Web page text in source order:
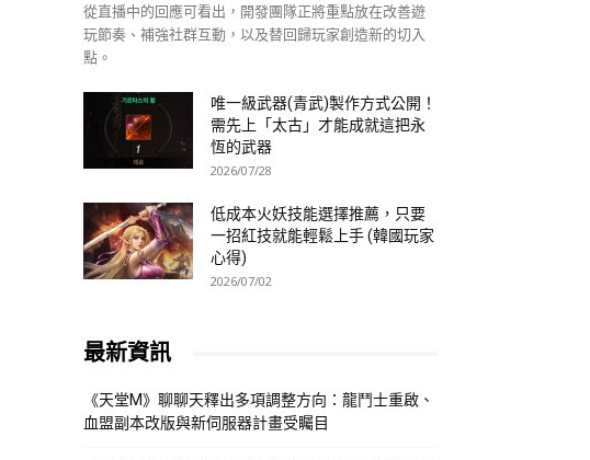
從直播中的回應可看出，開發團隊正將重點放在改善遊
玩節奏、補強社群互動，以及替回歸玩家創造新的切入
點。
唯一級武器(青武)製作方式公開！
需先上「太古」才能成就這把永
恆的武器
2026/07/28
低成本火妖技能選擇推薦，只要
一招紅技就能輕鬆上手 (韓國玩家
心得)
2026/07/02
最新資訊
《天堂M》聊聊天釋出多項調整方向：龍鬥士重啟、
血盟副本改版與新伺服器計畫受矚目